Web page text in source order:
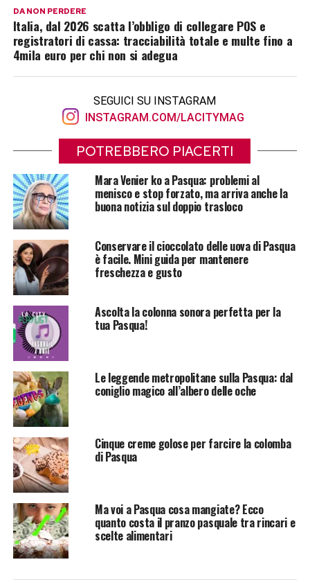
DA NON PERDERE
Italia, dal 2026 scatta l’obbligo di collegare POS e
registratori di cassa: tracciabilità totale e multe fino a
4mila euro per chi non si adegua
SEGUICI SU INSTAGRAM
INSTAGRAM.COM/LACITYMAG
POTREBBERO PIACERTI
Mara Venier ko a Pasqua: problemi al
menisco e stop forzato, ma arriva anche la
buona notizia sul doppio trasloco
Conservare il cioccolato delle uova di Pasqua
è facile. Mini guida per mantenere
freschezza e gusto
Ascolta la colonna sonora perfetta per la
tua Pasqua!
Le leggende metropolitane sulla Pasqua: dal
coniglio magico all’albero delle oche
Cinque creme golose per farcire la colomba
di Pasqua
Ma voi a Pasqua cosa mangiate? Ecco
quanto costa il pranzo pasquale tra rincari e
scelte alimentari